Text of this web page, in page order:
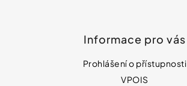
Informace pro vás
Prohlášení o přístupnosti
VPOIS